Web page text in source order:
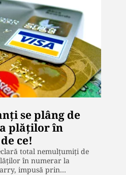
se plâng de
plăților în
ce!
total nemulțumiți de
în numerar la
impusă prin…